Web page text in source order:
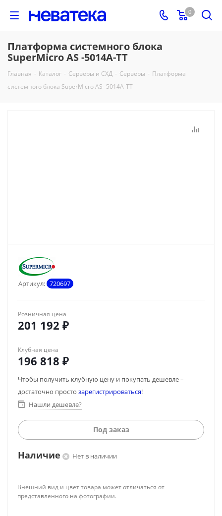
0
Платформа системного блока
SuperMicro AS -5014A-TT
Главная - Каталог - Серверы и СХД - Серверы - Платформа
системного блока SuperMicro AS -5014A-TT
Артикул: 720697
Розничная цена
201 192 ₽
Клубная цена
196 818 ₽
Чтобы получить клубную цену и покупать дешевле –
достаточно просто зарегистрироваться!
Нашли дешевле?
Под заказ
Наличие Нет в наличии
Внешний вид и цвет товара может отличаться от
представленного на фотографии.